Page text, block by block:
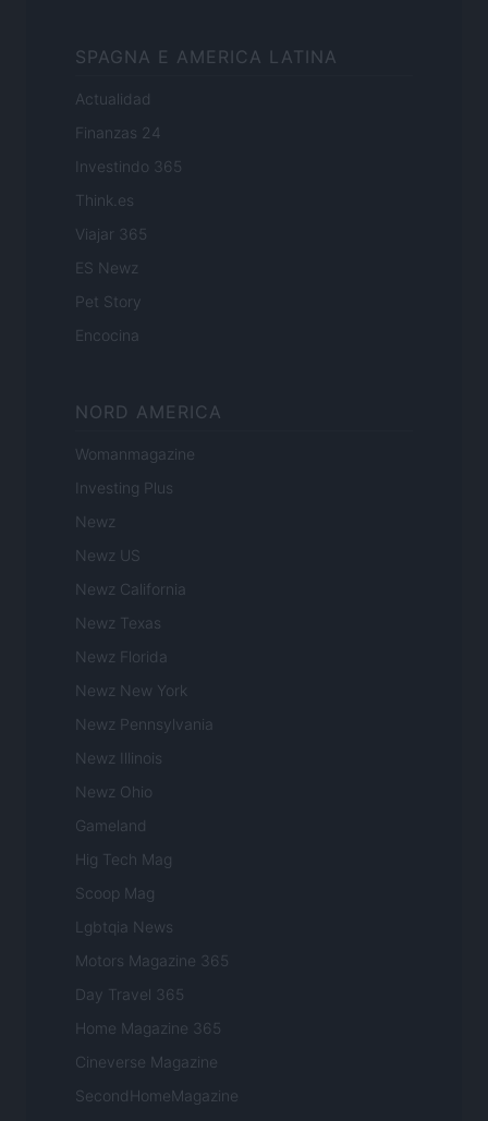
SPAGNA E AMERICA LATINA
Actualidad
Finanzas 24
Investindo 365
Think.es
Viajar 365
ES Newz
Pet Story
Encocina
NORD AMERICA
Womanmagazine
Investing Plus
Newz
Newz US
Newz California
Newz Texas
Newz Florida
Newz New York
Newz Pennsylvania
Newz Illinois
Newz Ohio
Gameland
Hig Tech Mag
Scoop Mag
Lgbtqia News
Motors Magazine 365
Day Travel 365
Home Magazine 365
Cineverse Magazine
SecondHomeMagazine